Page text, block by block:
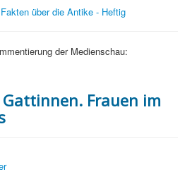
über die Antike - Heftig
der Medienschau:
Frauen im